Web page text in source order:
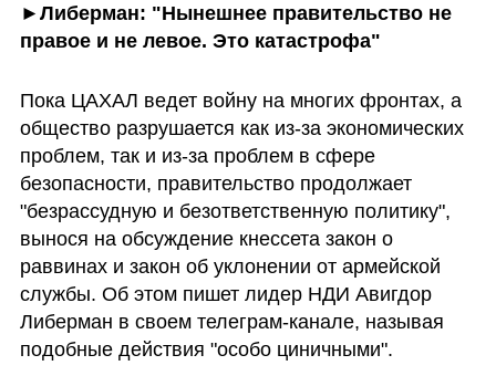
►Либерман: "Нынешнее правительство не
правое и не левое. Это катастрофа"
Пока ЦАХАЛ ведет войну на многих фронтах, а
общество разрушается как из-за экономических
проблем, так и из-за проблем в сфере
безопасности, правительство продолжает
"безрассудную и безответственную политику",
вынося на обсуждение кнессета закон о
раввинах и закон об уклонении от армейской
службы. Об этом пишет лидер НДИ Авигдор
Либерман в своем телеграм-канале, называя
подобные действия "особо циничными".